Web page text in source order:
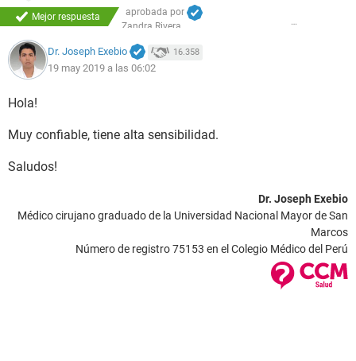
Mejor respuesta
aprobada por
Zandra Rivera
Dr. Joseph Exebio 16.358
19 may 2019 a las 06:02
Hola!
Muy confiable, tiene alta sensibilidad.
Saludos!
Dr. Joseph Exebio
Médico cirujano graduado de la Universidad Nacional Mayor de San
Marcos
Número de registro 75153 en el Colegio Médico del Perú